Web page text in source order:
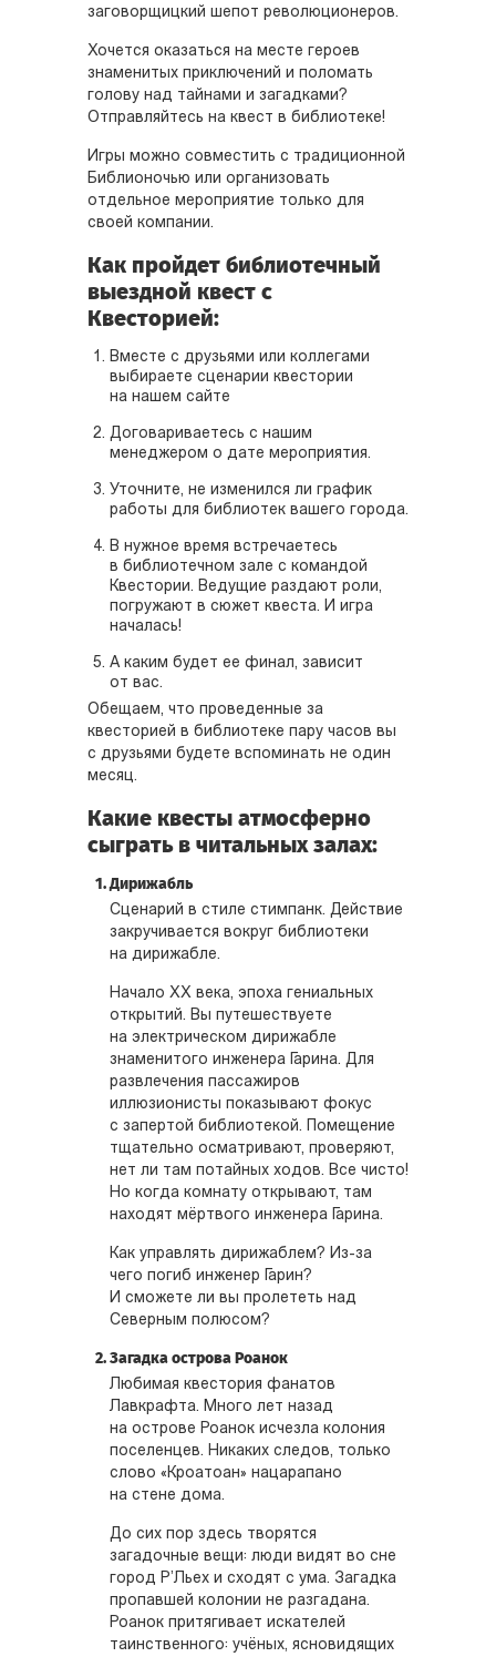
заговорщицкий шепот революционеров.
Хочется оказаться на месте героев
знаменитых приключений и поломать
голову над тайнами и загадками?
Отправляйтесь на квест в библиотеке!
Игры можно совместить с традиционной
Библионочью или организовать
отдельное мероприятие только для
своей компании.
Как пройдет библиотечный
выездной квест с
Квесторией:
Вместе с друзьями или коллегами
выбираете сценарии квестории
на нашем сайте
Договариваетесь с нашим
менеджером о дате мероприятия.
Уточните, не изменился ли график
работы для библиотек вашего города.
В нужное время встречаетесь
в библиотечном зале с командой
Квестории. Ведущие раздают роли,
погружают в сюжет квеста. И игра
началась!
А каким будет ее финал, зависит
от вас.
Обещаем, что проведенные за
квесторией в библиотеке пару часов вы
с друзьями будете вспоминать не один
месяц.
Какие квесты атмосферно
сыграть в читальных залах:
Дирижабль
Сценарий в стиле стимпанк. Действие
закручивается вокруг библиотеки
на дирижабле.
Начало ХХ века, эпоха гениальных
открытий. Вы путешествуете
на электрическом дирижабле
знаменитого инженера Гарина. Для
развлечения пассажиров
иллюзионисты показывают фокус
с запертой библиотекой. Помещение
тщательно осматривают, проверяют,
нет ли там потайных ходов. Все чисто!
Но когда комнату открывают, там
находят мёртвого инженера Гарина.
Как управлять дирижаблем? Из-за
чего погиб инженер Гарин?
И сможете ли вы пролететь над
Северным полюсом?
Загадка острова Роанок
Любимая квестория фанатов
Лавкрафта. Много лет назад
на острове Роанок исчезла колония
поселенцев. Никаких следов, только
слово «Кроатоан» нацарапано
на стене дома.
До сих пор здесь творятся
загадочные вещи: люди видят во сне
город Р’Льех и сходят с ума. Загадка
пропавшей колонии не разгадана.
Роанок притягивает искателей
таинственного: учёных, ясновидящих